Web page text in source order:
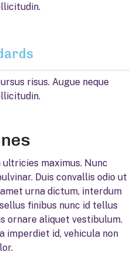
risus. Augue neque
maximus. Nunc
Duis convallis odio ut
urna dictum, interdum
finibus nunc id tellus
ornare aliquet vestibulum.
imperdiet id, vehicula non